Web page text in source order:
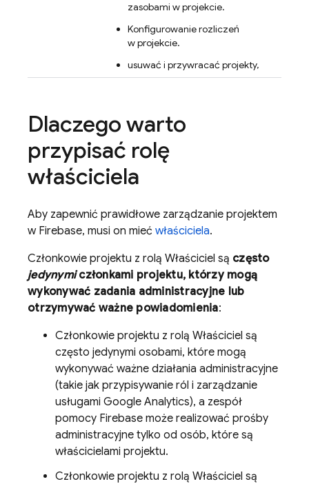
zasobami w projekcie.
Konfigurowanie rozliczeń
w projekcie.
usuwać i przywracać projekty,
Dlaczego warto
przypisać rolę
właściciela
Aby zapewnić prawidłowe zarządzanie projektem
w Firebase, musi on mieć właściciela.
Członkowie projektu z rolą Właściciel są często
jedynymiczłonkami projektu, którzy mogą
wykonywać zadania administracyjne lub
otrzymywać ważne powiadomienia:
Członkowie projektu z rolą Właściciel są
często jedynymi osobami, które mogą
wykonywać ważne działania administracyjne
(takie jak przypisywanie ról i zarządzanie
usługami Google Analytics), a zespół
pomocy Firebase może realizować prośby
administracyjne tylko od osób, które są
właścicielami projektu.
Członkowie projektu z rolą Właściciel są